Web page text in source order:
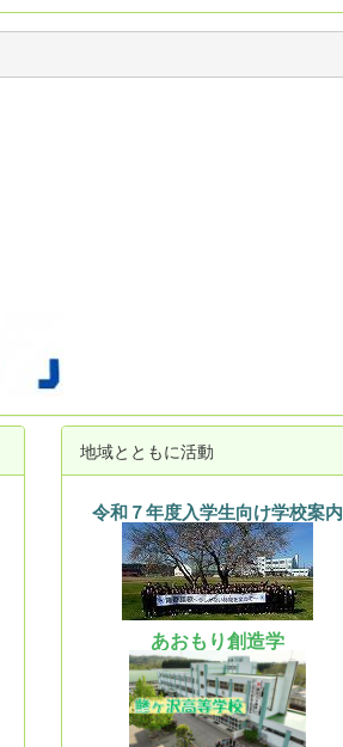
地域とともに活動
令和７年度入学生向け学校案内
あおもり創造学